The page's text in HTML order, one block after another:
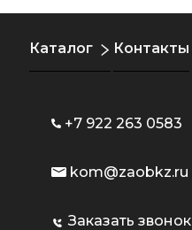
Каталог Контакты
+7 922 263 0583
kom@zaobkz.ru
Заказать звонок